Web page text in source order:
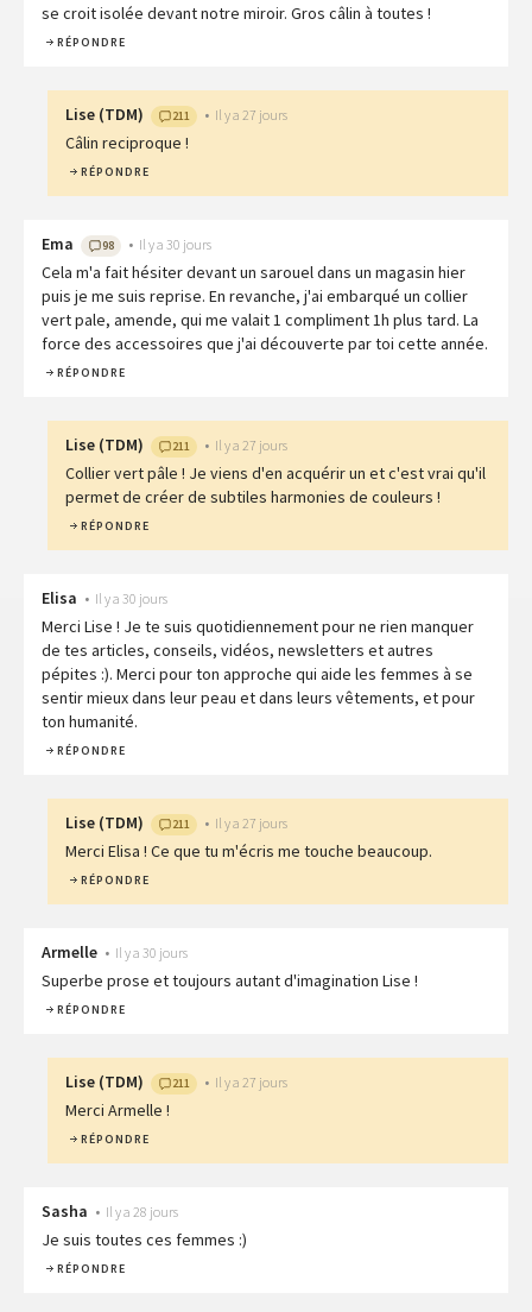
se croit isolée devant notre miroir. Gros câlin à toutes !
RÉPONDRE
Lise (TDM) 211 • Il y a 27 jours
Câlin reciproque !
RÉPONDRE
Ema 98 • Il y a 30 jours
Cela m'a fait hésiter devant un sarouel dans un magasin hier
puis je me suis reprise. En revanche, j'ai embarqué un collier
vert pale, amende, qui me valait 1 compliment 1h plus tard. La
force des accessoires que j'ai découverte par toi cette année.
RÉPONDRE
Lise (TDM) 211 • Il y a 27 jours
Collier vert pâle ! Je viens d'en acquérir un et c'est vrai qu'il
permet de créer de subtiles harmonies de couleurs !
RÉPONDRE
Elisa • Il y a 30 jours
Merci Lise ! Je te suis quotidiennement pour ne rien manquer
de tes articles, conseils, vidéos, newsletters et autres
pépites :). Merci pour ton approche qui aide les femmes à se
sentir mieux dans leur peau et dans leurs vêtements, et pour
ton humanité.
RÉPONDRE
Lise (TDM) 211 • Il y a 27 jours
Merci Elisa ! Ce que tu m'écris me touche beaucoup.
RÉPONDRE
Armelle • Il y a 30 jours
Superbe prose et toujours autant d'imagination Lise !
RÉPONDRE
Lise (TDM) 211 • Il y a 27 jours
Merci Armelle !
RÉPONDRE
Sasha • Il y a 28 jours
Je suis toutes ces femmes :)
RÉPONDRE